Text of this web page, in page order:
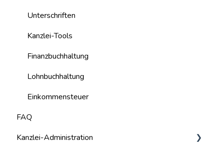
Unterschriften
Kanzlei-Tools
Finanzbuchhaltung
Lohnbuchhaltung
Einkommensteuer
FAQ
Kanzlei-Administration